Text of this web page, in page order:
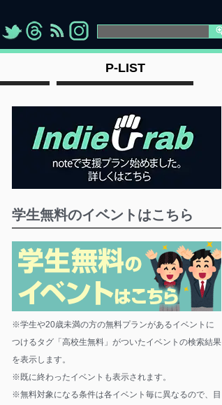
"> "> "> " >
P-LIST
学生無料のイベントはこちら
※学生や20歳未満の方の無料プランがあるイベントに
つけるタグ「高校生無料」がついたイベントの検索結果
を表示します。
※既に終わったイベントも表示されます。
※無料対象になる条件は各イベント毎に異なるので、目